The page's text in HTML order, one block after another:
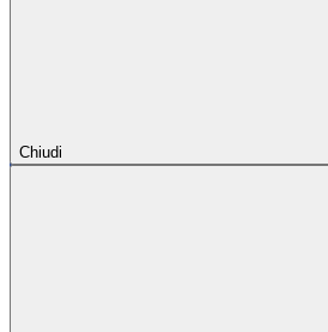
Chiudi